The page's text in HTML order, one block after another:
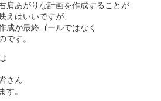
肩あがりな計画を作成することが
えはいいですが、
成が最終ゴールではなく
です。
さん
す。